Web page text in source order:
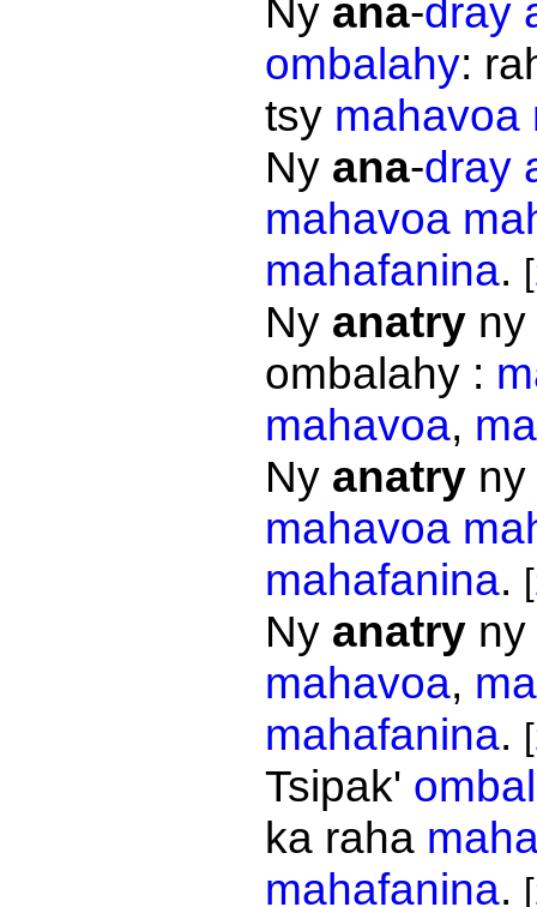
Ny ana-dray
ombalahy:
tsy mahavoa
Ny ana-dray
mahavoa
mahafanina. [
Ny anatryny
ombalahy :
mahavoa,
Ny anatryny
mahavoa
mahafanina. [
Ny anatryny
mahavoa,
mahafanina. [
Tsipak'
ka raha
mahafanina. [